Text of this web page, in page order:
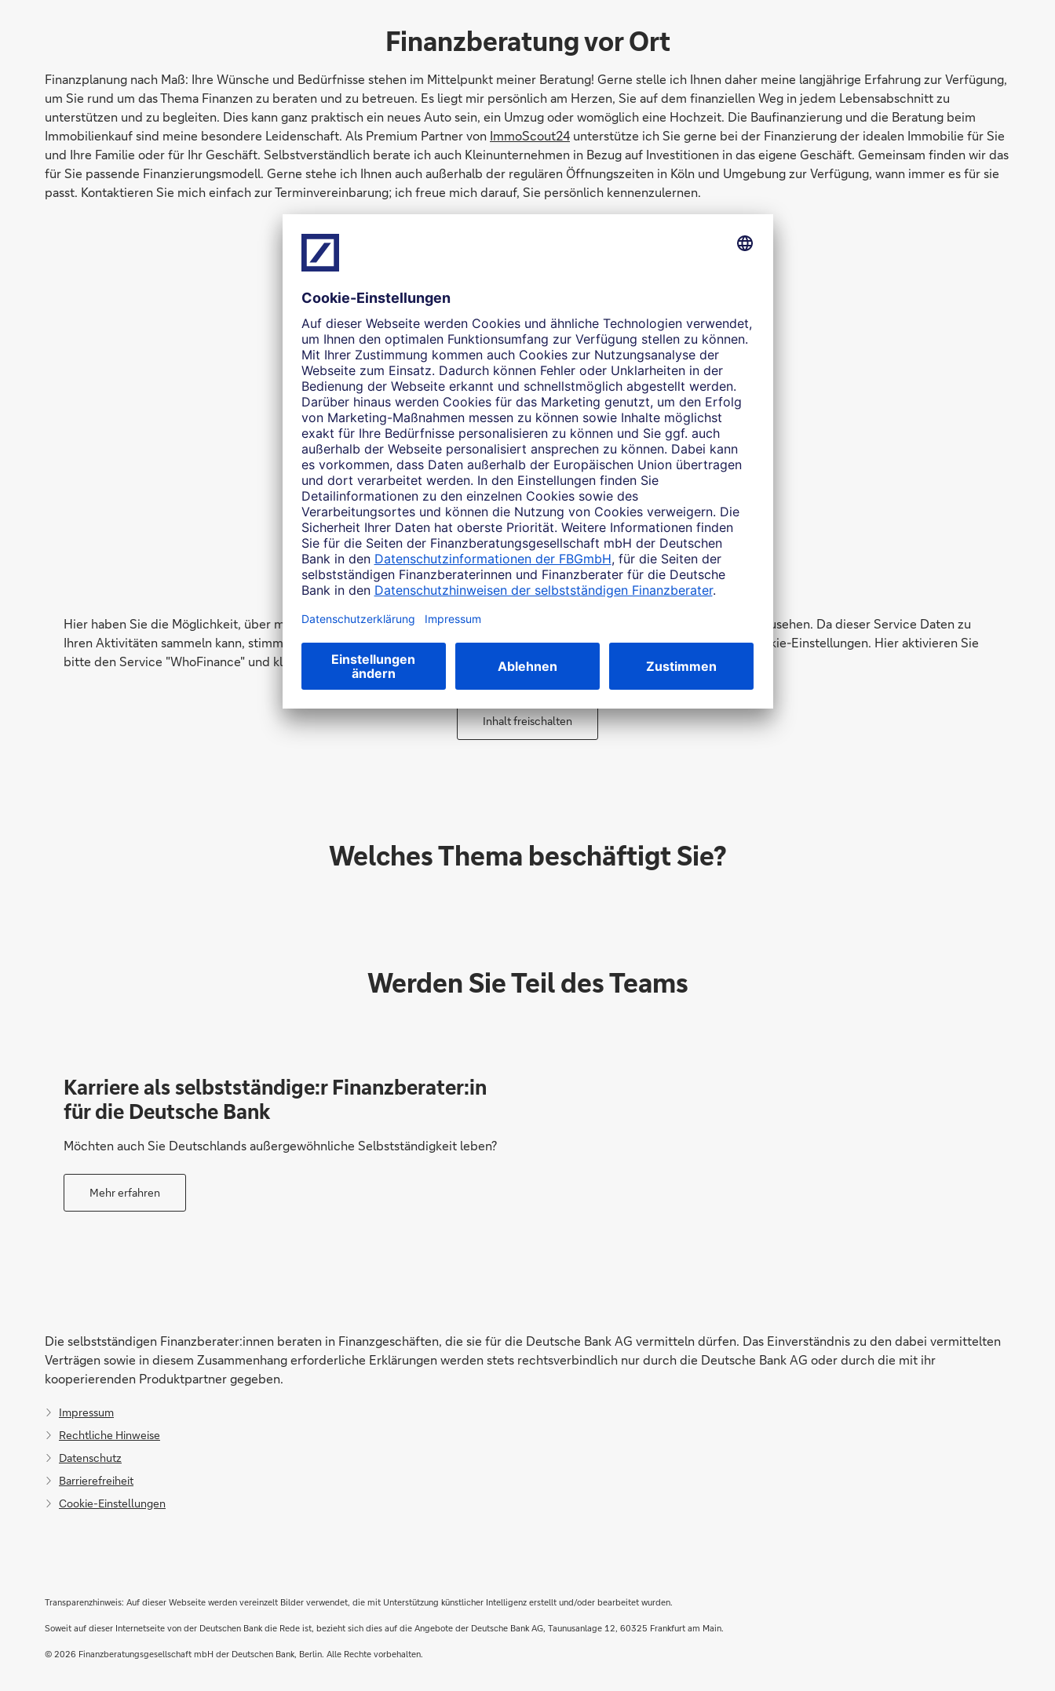
Finanzberatung vor Ort
Finanzplanung nach Maß: Ihre Wünsche und Bedürfnisse stehen im Mittelpunkt meiner Beratung! Gerne stelle ich Ihnen daher meine langjährige Erfahrung zur Verfügung,
um Sie rund um das Thema Finanzen zu beraten und zu betreuen. Es liegt mir persönlich am Herzen, Sie auf dem finanziellen Weg in jedem Lebensabschnitt zu
unterstützen und zu begleiten. Dies kann ganz praktisch ein neues Auto sein, ein Umzug oder womöglich eine Hochzeit. Die Baufinanzierung und die Beratung beim
Immobilienkauf sind meine besondere Leidenschaft. Als Premium Partner von ImmoScout24 unterstütze ich Sie gerne bei der Finanzierung der idealen Immobilie für Sie
und Ihre Familie oder für Ihr Geschäft. Selbstverständlich berate ich auch Kleinunternehmen in Bezug auf Investitionen in das eigene Geschäft. Gemeinsam finden wir das
für Sie passende Finanzierungsmodell. Gerne stehe ich Ihnen auch außerhalb der regulären Öffnungszeiten in Köln und Umgebung zur Verfügung, wann immer es für sie
passt. Kontaktieren Sie mich einfach zur Terminvereinbarung; ich freue mich darauf, Sie persönlich kennenzulernen.
Das sagen Kunden über mich
Kundenbewertungen einsehen
Hier haben Sie die Möglichkeit, über mich auf der Bewertungsplattform WhoFinance abgegebene Kundenbewertungen einzusehen. Da dieser Service Daten zu
Ihren Aktivitäten sammeln kann, stimmen Sie der Nutzung des Services bitte zunächst zu. Per Klick gelangen Sie zu den Cookie-Einstellungen. Hier aktivieren Sie
bitte den Service "WhoFinance" und klicken anschließend auf "Auswahl speichern".
Inhalt freischalten
Welches Thema beschäftigt Sie?
Werden Sie Teil des Teams
Karriere als selbstständige:r Finanzberater:in
für die Deutsche Bank
Möchten auch Sie Deutschlands außergewöhnliche Selbstständigkeit leben?
Mehr erfahren
Die selbstständigen Finanzberater:innen beraten in Finanzgeschäften, die sie für die Deutsche Bank AG vermitteln dürfen. Das Einverständnis zu den dabei vermittelten
Verträgen sowie in diesem Zusammenhang erforderliche Erklärungen werden stets rechtsverbindlich nur durch die Deutsche Bank AG oder durch die mit ihr
kooperierenden Produktpartner gegeben.
Impressum
Rechtliche Hinweise
Datenschutz
Barrierefreiheit
Cookie-Einstellungen
Transparenzhinweis: Auf dieser Webseite werden vereinzelt Bilder verwendet, die mit Unterstützung künstlicher Intelligenz erstellt und/oder bearbeitet wurden.
Soweit auf dieser Internetseite von der Deutschen Bank die Rede ist, bezieht sich dies auf die Angebote der Deutsche Bank AG, Taunusanlage 12, 60325 Frankfurt am Main.
© 2026 Finanzberatungsgesellschaft mbH der Deutschen Bank, Berlin. Alle Rechte vorbehalten.